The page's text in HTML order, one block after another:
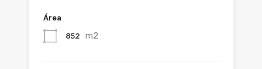
Área
852 m2